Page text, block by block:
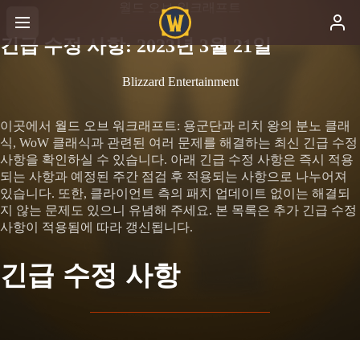
월드 오브 워크래프트
긴급 수정 사항: 2023년 3월 21일
Blizzard Entertainment
이곳에서 월드 오브 워크래프트: 용군단과 리치 왕의 분노 클래
식, WoW 클래식과 관련된 여러 문제를 해결하는 최신 긴급 수정
사항을 확인하실 수 있습니다. 아래 긴급 수정 사항은 즉시 적용
되는 사항과 예정된 주간 점검 후 적용되는 사항으로 나누어져
있습니다. 또한, 클라이언트 측의 패치 업데이트 없이는 해결되
지 않는 문제도 있으니 유념해 주세요. 본 목록은 추가 긴급 수정
사항이 적용됨에 따라 갱신됩니다.
긴급 수정 사항